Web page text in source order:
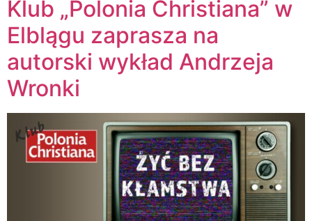
Klub „Polonia Christiana” w
Elblągu zaprasza na
autorski wykład Andrzeja
Wronki